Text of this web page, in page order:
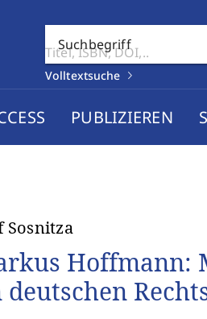
Suchbegriff
Volltextsuche
PUBLIZIEREN
Sosnitza
Hoffmann: